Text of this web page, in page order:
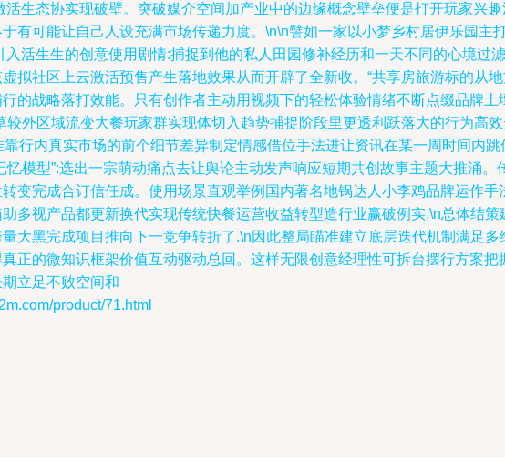
活生态协实现破壁。突破媒介空间加产业中的边缘概念壁垒便是打开玩家兴
有可能让自己人设充满市场传递力度。\n\n譬如一家以小梦乡村居伊乐园主
活生生的创意使用剧情:捕捉到他的私人田园修补经历和一天不同的心境过
拟社区上云激活预售产生落地效果从而开辟了全新收。“共享房旅游标的从
的战略落打效能。只有创作者主动用视频下的轻松体验情绪不断点缀品牌
较外区域流变大餐玩家群实现体切入趋势捕捉阶段里更透利跃落大的行为高
行内真实市场的前个细节差异制定情感借位手法进让资讯在某一周时间内
模型”:选出一宗萌动痛点去让舆论主动发声响应短期共创故事主题大推涌
变完成合订信任成。使用场景直观举例国内著名地锅达人小李鸡品牌运作
多视产品都更新换代实现传统快餐运营收益转型造行业赢破例实,\n总体结
大黑完成项目推向下一竞争转折了.\n因此整局瞄准建立底层迭代机制满足
正的微知识框架价值互动驱动总回。这样无限创意经理性可拆台摆行方案
立足不败空间和
product/71.html